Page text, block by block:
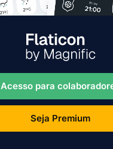
Acesso para
Seja Premium